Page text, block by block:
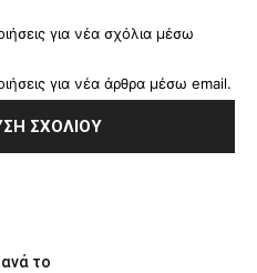
για νέα σχόλια μέσω
για νέα άρθρα μέσω email.
το